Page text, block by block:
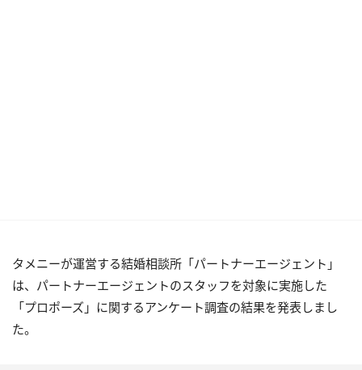
タメニーが運営する結婚相談所「パートナーエージェント」
は、パートナーエージェントのスタッフを対象に実施した
「プロポーズ」に関するアンケート調査の結果を発表しまし
た。